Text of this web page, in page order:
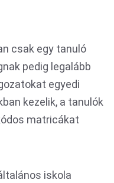
csak egy tanuló
pedig legalább
egyedi
kezelik, a tanulók
matricákat
iskola